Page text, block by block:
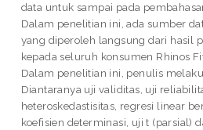
data untuk sampai pada
Dalam penelitian ini, ada sumber
yang diperoleh langsung dari hasil
kepada seluruh konsumen Rhinos
Dalam penelitian ini, penulis
Diantaranya uji validitas, uji
heteroskedastisitas, regresi linear
koefisien determinasi, uji t (parsial)